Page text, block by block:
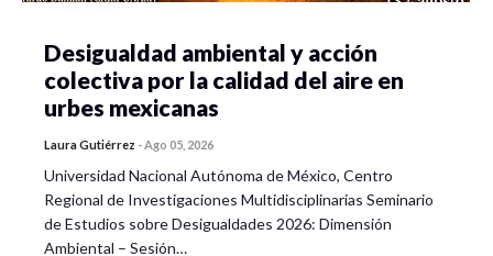
Desigualdad ambiental y acción
colectiva por la calidad del aire en
urbes mexicanas
Laura Gutiérrez -Ago 05, 2026
Universidad Nacional Autónoma de México, Centro
Regional de Investigaciones Multidisciplinarias Seminario
de Estudios sobre Desigualdades 2026: Dimensión
Ambiental – Sesión…